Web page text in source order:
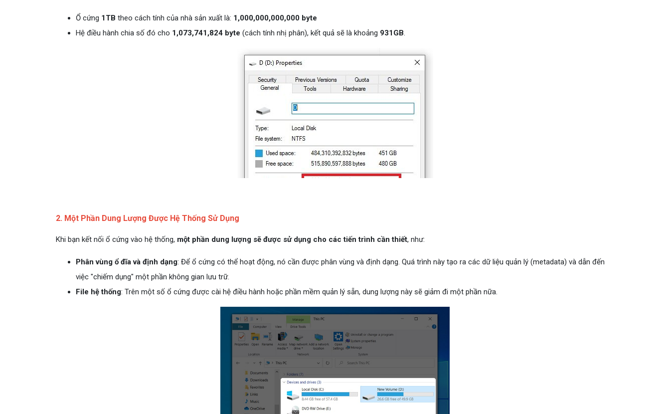
Ổ cứng 1TB theo cách tính của nhà sản xuất là: 1,000,000,000,000 byte
Hệ điều hành chia số đó cho 1,073,741,824 byte (cách tính nhị phân), kết quả sẽ là khoảng 931GB.
2. Một Phần Dung Lượng Được Hệ Thống Sử Dụng
Khi bạn kết nối ổ cứng vào hệ thống, một phần dung lượng sẽ được sử dụng cho các tiến trình cần thiết, như:
Phân vùng ổ đĩa và định dạng: Để ổ cứng có thể hoạt động, nó cần được phân vùng và định dạng. Quá trình này tạo ra các dữ liệu quản lý (metadata) và dẫn đến
việc "chiếm dụng" một phần không gian lưu trữ.
File hệ thống: Trên một số ổ cứng được cài hệ điều hành hoặc phần mềm quản lý sẵn, dung lượng này sẽ giảm đi một phần nữa.